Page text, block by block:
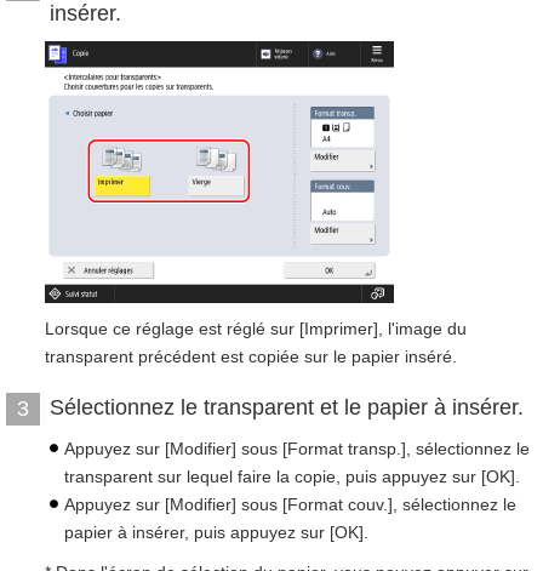
insérer.
Lorsque ce réglage est réglé sur [Imprimer], l'image du
transparent précédent est copiée sur le papier inséré.
3 Sélectionnez le transparent et le papier à insérer.
Appuyez sur [Modifier] sous [Format transp.], sélectionnez le
transparent sur lequel faire la copie, puis appuyez sur [OK].
Appuyez sur [Modifier] sous [Format couv.], sélectionnez le
papier à insérer, puis appuyez sur [OK].